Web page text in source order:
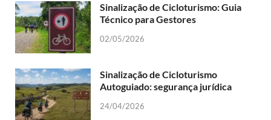
Sinalização de Cicloturismo: Guia
Técnico para Gestores
02/05/2026
Sinalização de Cicloturismo
Autoguiado: segurança jurídica
24/04/2026